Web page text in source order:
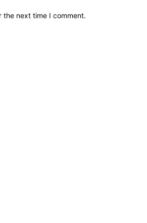
the next time I comment.